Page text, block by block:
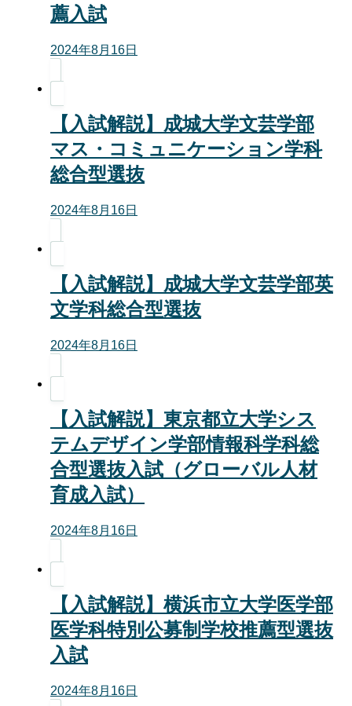
薦入試
2024年8月16日
【入試解説】成城大学文芸学部
マス・コミュニケーション学科
総合型選抜
2024年8月16日
【入試解説】成城大学文芸学部英
文学科総合型選抜
2024年8月16日
【入試解説】東京都立大学シス
テムデザイン学部情報科学科総
合型選抜入試（グローバル人材
育成入試）
2024年8月16日
【入試解説】横浜市立大学医学部
医学科特別公募制学校推薦型選抜
入試
2024年8月16日